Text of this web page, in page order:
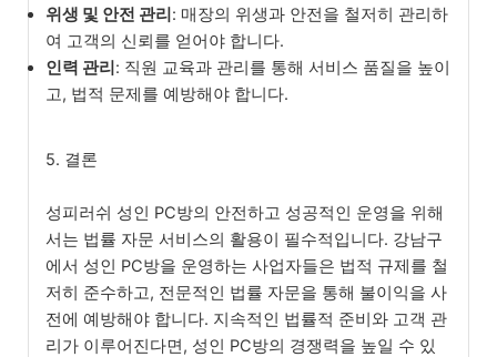
위생 및 안전 관리: 매장의 위생과 안전을 철저히 관리하
여 고객의 신뢰를 얻어야 합니다.
인력 관리: 직원 교육과 관리를 통해 서비스 품질을 높이
고, 법적 문제를 예방해야 합니다.
5. 결론
성피러쉬 성인 PC방의 안전하고 성공적인 운영을 위해
서는 법률 자문 서비스의 활용이 필수적입니다. 강남구
에서 성인 PC방을 운영하는 사업자들은 법적 규제를 철
저히 준수하고, 전문적인 법률 자문을 통해 불이익을 사
전에 예방해야 합니다. 지속적인 법률적 준비와 고객 관
리가 이루어진다면, 성인 PC방의 경쟁력을 높일 수 있